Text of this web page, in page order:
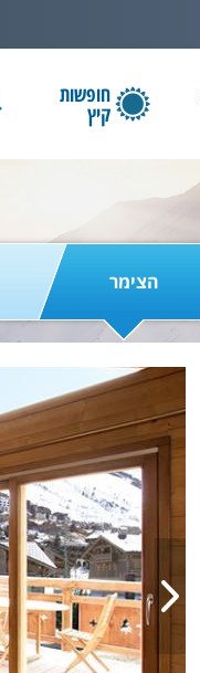
חופשות
קיץ
הצימר